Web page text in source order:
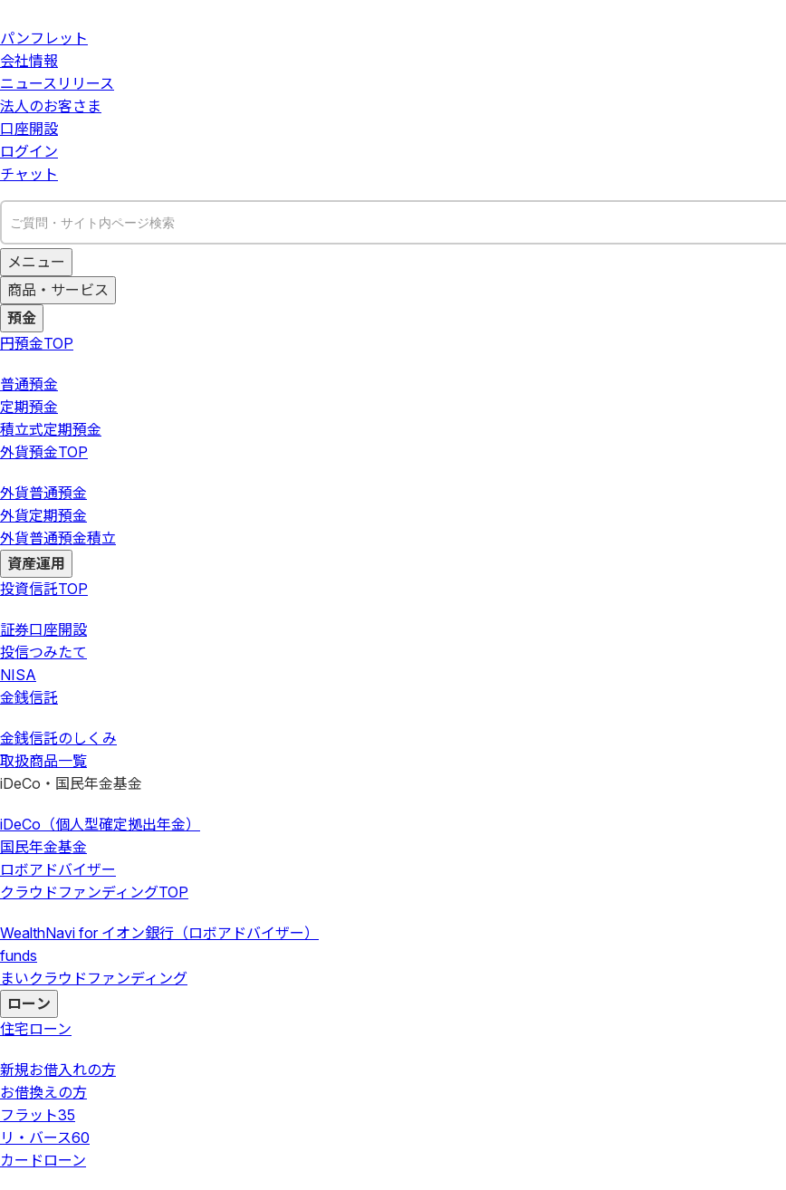
パンフレット
会社情報
ニュースリリース
法人のお客さま
口座開設
ログイン
チャット
メニュー
商品・サービス
預金
円預金TOP
普通預金
定期預金
積立式定期預金
外貨預金TOP
外貨普通預金
外貨定期預金
外貨普通預金積立
資産運用
投資信託TOP
証券口座開設
投信つみたて
NISA
金銭信託
金銭信託のしくみ
取扱商品一覧
iDeCo・国民年金基金
iDeCo（個人型確定拠出年金）
国民年金基金
ロボアドバイザー
クラウドファンディングTOP
WealthNavi for イオン銀行（ロボアドバイザー）
funds
まいクラウドファンディング
ローン
住宅ローン
新規お借入れの方
お借換えの方
フラット35
リ・バース60
カードローン